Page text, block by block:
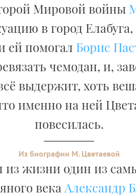
Мировой войны
в город
ей помогал Борис
чемодан, и,
выдержит, хоть
именно на ней
повесилась.
Из биографии М. Цветаевой
из жизни один из
века Александр